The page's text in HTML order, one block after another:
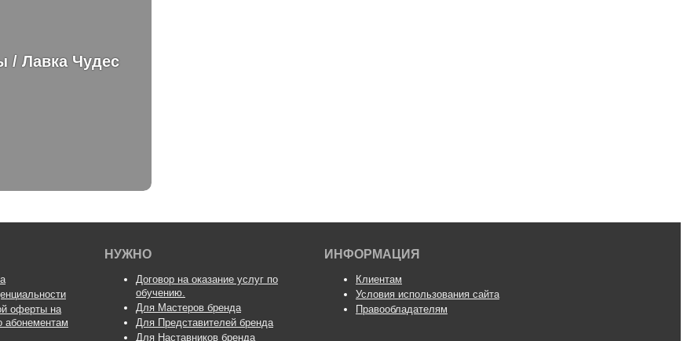
/ Лавка Чудес
оферты на
абонементам
НУЖНО
Договор на оказание услуг по
обучению.
Для Мастеров бренда
Для Представителей бренда
Для Наставников бренда
ИНФОРМАЦИЯ
Клиентам
Условия использования сайта
Правообладателям